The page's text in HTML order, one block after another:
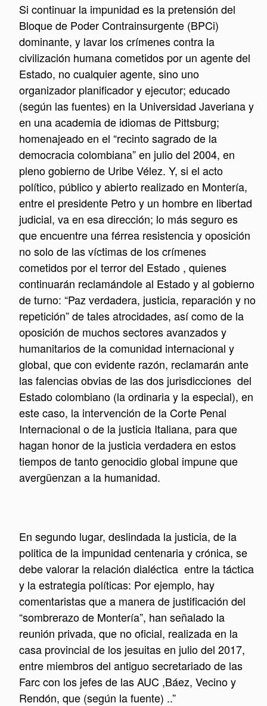
Si continuar la impunidad es la pretensión del
Bloque de Poder Contrainsurgente (BPCi)
dominante, y lavar los crímenes contra la
civilización humana cometidos por un agente del
Estado, no cualquier agente, sino uno
organizador planificador y ejecutor; educado
(según las fuentes) en la Universidad Javeriana y
en una academia de idiomas de Pittsburg;
homenajeado en el “recinto sagrado de la
democracia colombiana” en julio del 2004, en
pleno gobierno de Uribe Vélez. Y, si el acto
político, público y abierto realizado en Montería,
entre el presidente Petro y un hombre en libertad
judicial, va en esa dirección; lo más seguro es
que encuentre una férrea resistencia y oposición
no solo de las víctimas de los crímenes
cometidos por el terror del Estado , quienes
continuarán reclamándole al Estado y al gobierno
de turno: “Paz verdadera, justicia, reparación y no
repetición” de tales atrocidades, así como de la
oposición de muchos sectores avanzados y
humanitarios de la comunidad internacional y
global, que con evidente razón, reclamarán ante
las falencias obvias de las dos jurisdicciones del
Estado colombiano (la ordinaria y la especial), en
este caso, la intervención de la Corte Penal
Internacional o de la justicia Italiana, para que
hagan honor de la justicia verdadera en estos
tiempos de tanto genocidio global impune que
avergüenzan a la humanidad.
En segundo lugar, deslindada la justicia, de la
politica de la impunidad centenaria y crónica, se
debe valorar la relación dialéctica entre la táctica
y la estrategia políticas: Por ejemplo, hay
comentaristas que a manera de justificación del
“sombrerazo de Montería”, han señalado la
reunión privada, que no oficial, realizada en la
casa provincial de los jesuitas en julio del 2017,
entre miembros del antiguo secretariado de las
Farc con los jefes de las AUC ,Báez, Vecino y
Rendón, que (según la fuente) ..”